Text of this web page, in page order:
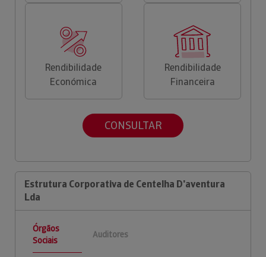
Rendibilidade
Económica
Rendibilidade
Financeira
CONSULTAR
Estrutura Corporativa de Centelha D'aventura
Lda
Órgãos
Sociais
Auditores